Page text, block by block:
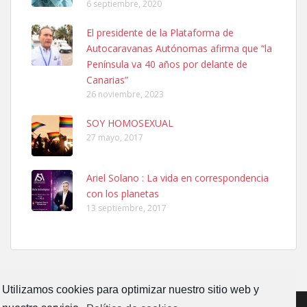
Utilizamos cookies para optimizar nuestro sitio web y
Ninfa perdida
El día 5 se los perdió una ninfa papillera, asustada tiene miedo a la
calle, se perdió por la zon...
Leales.org » Gran Canaria
6.7.2025
Adopcion
Busco casa de acogida para mi perrita ya que por temas de trabajo
no la puedo tener. Solo gente r...
6 septiembre, 2020
El presidente de la Plataforma de
Autocaravanas Autónomas afirma que “la
Península va 40 años por delante de
Canarias”
26 noviembre, 2023
SOY HOMOSEXUAL
27 mayo, 2017
Ariel Solano : La vida en correspondencia
con los planetas
13 septiembre, 2017